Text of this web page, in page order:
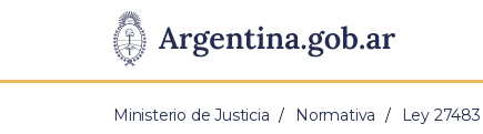
Presidencia
de
Pasar al contenido principal
Ministerio de Justicia Normativa Ley 27483